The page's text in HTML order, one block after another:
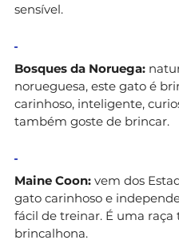
sensível.
Bosques da Noruega:
norueguesa, este gato é
carinhoso, inteligente,
também goste de brincar.
Maine Coon: vem dos
gato carinhoso e
fácil de treinar. É uma
brincalhona.